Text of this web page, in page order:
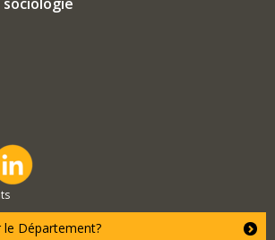
Département?